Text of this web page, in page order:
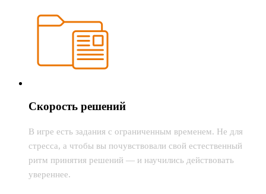
Скорость решений
В игре есть задания с ограниченным временем. Не для
стресса, а чтобы вы почувствовали свой естественный
ритм принятия решений — и научились действовать
увереннее.